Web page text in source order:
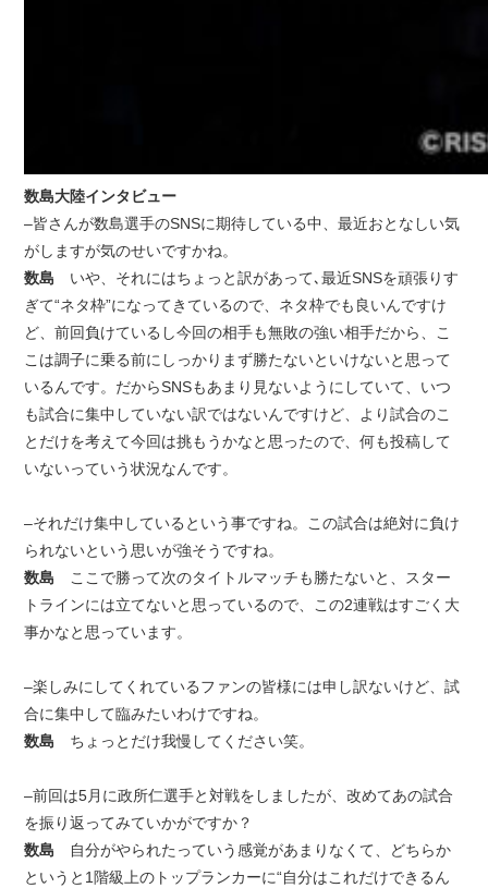
数島大陸インタビュー
–皆さんが数島選手のSNSに期待している中、最近おとなしい気
がしますが気のせいですかね。
数島 いや、それにはちょっと訳があって､最近SNSを頑張りす
ぎて“ネタ枠”になってきているので、ネタ枠でも良いんですけ
ど、前回負けているし今回の相手も無敗の強い相手だから、こ
こは調子に乗る前にしっかりまず勝たないといけないと思って
いるんです。だからSNSもあまり見ないようにしていて、いつ
も試合に集中していない訳ではないんですけど、より試合のこ
とだけを考えて今回は挑もうかなと思ったので、何も投稿して
いないっていう状況なんです。
–それだけ集中しているという事ですね。この試合は絶対に負け
られないという思いが強そうですね。
数島 ここで勝って次のタイトルマッチも勝たないと、スター
トラインには立てないと思っているので、この2連戦はすごく大
事かなと思っています。
–楽しみにしてくれているファンの皆様には申し訳ないけど、試
合に集中して臨みたいわけですね。
数島 ちょっとだけ我慢してください笑。
–前回は5月に政所仁選手と対戦をしましたが、改めてあの試合
を振り返ってみていかがですか？
数島 自分がやられたっていう感覚があまりなくて、どちらか
というと1階級上のトップランカーに“自分はこれだけできるん